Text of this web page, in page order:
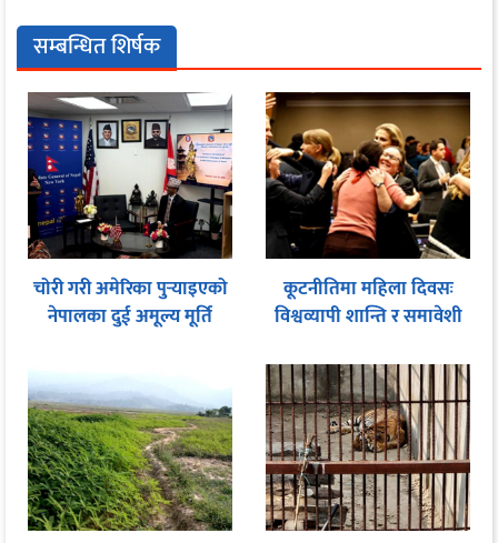
सम्बन्धित शिर्षक
चोरी गरी अमेरिका पुर्‍याइएको
नेपालका दुई अमूल्य मूर्ति
कूटनीतिमा महिला दिवसः
विश्वव्यापी शान्ति र समावेशी
सहभागितामा जोड